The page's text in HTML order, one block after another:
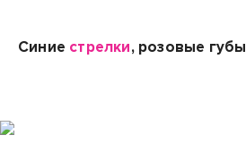
Синие стрелки, розовые губы